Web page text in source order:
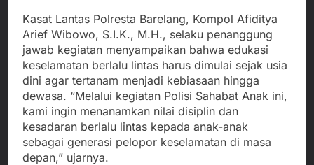
Kasat Lantas Polresta Barelang, Kompol Afiditya
Arief Wibowo, S.I.K., M.H., selaku penanggung
jawab kegiatan menyampaikan bahwa edukasi
keselamatan berlalu lintas harus dimulai sejak usia
dini agar tertanam menjadi kebiasaan hingga
dewasa. “Melalui kegiatan Polisi Sahabat Anak ini,
kami ingin menanamkan nilai disiplin dan
kesadaran berlalu lintas kepada anak-anak
sebagai generasi pelopor keselamatan di masa
depan,” ujarnya.